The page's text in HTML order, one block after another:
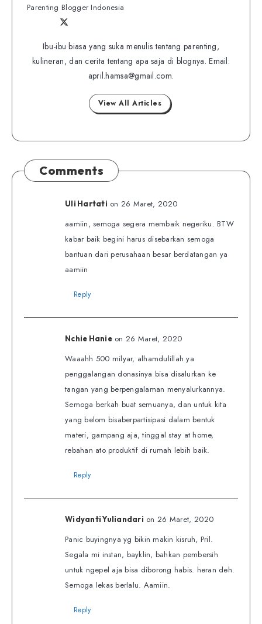
Parenting Blogger Indonesia
on
me
on
Facebook
Ibu-ibu biasa yang suka menulis tentang parenting,
kulineran, dan cerita tentang apa saja di blognya. Email:
april.hamsa@gmail.com.
View All Articles
Comments
Uli Hartati on 26 Maret, 2020
aamiin, semoga segera membaik negeriku. BTW
kabar baik begini harus disebarkan semoga
bantuan dari perusahaan besar berdatangan ya
aamiin
Reply
Nchie Hanie on 26 Maret, 2020
Waaahh 500 milyar, alhamdulillah ya
penggalangan donasinya bisa disalurkan ke
tangan yang berpengalaman menyalurkannya.
Semoga berkah buat semuanya, dan untuk kita
yang belom bisaberpartisipasi dalam bentuk
materi, gampang aja, tinggal stay at home,
rebahan ato produktif di rumah lebih baik.
Reply
Widyanti Yuliandari on 26 Maret, 2020
Panic buyingnya yg bikin makin kisruh, Pril.
Segala mi instan, bayklin, bahkan pembersih
untuk ngepel aja bisa diborong habis. heran deh.
Semoga lekas berlalu. Aamiin.
Reply